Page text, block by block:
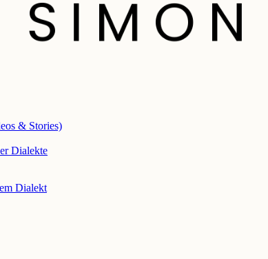
& Stories)
Dialekte
Dialekt